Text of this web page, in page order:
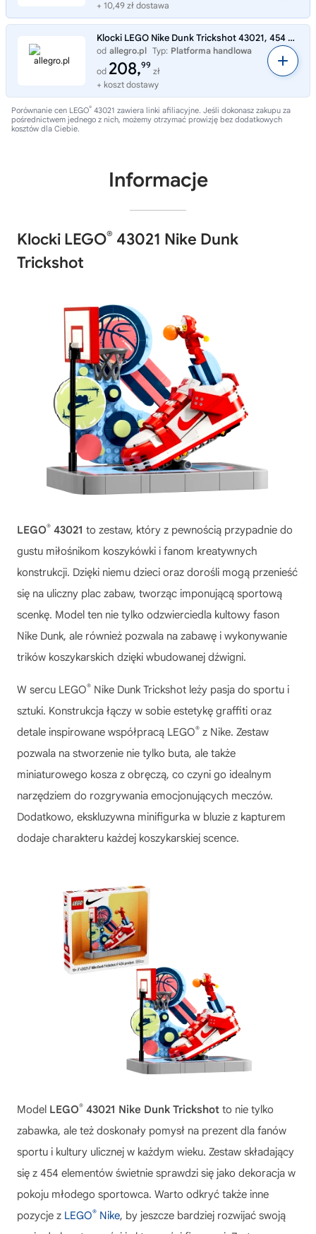
+ 10,49 zł dostawa
Klocki LEGO Nike Dunk Trickshot 43021, 454 elementy, 10+
od allegro.pl Typ: Platforma handlowa
od 208,99
zł
+ koszt dostawy
Porównanie cen LEGO® 43021 zawiera linki afiliacyjne. Jeśli dokonasz zakupu za
pośrednictwem jednego z nich, możemy otrzymać prowizję bez dodatkowych
kosztów dla Ciebie.
Informacje
Klocki LEGO® 43021 Nike Dunk
Trickshot
LEGO® 43021 to zestaw, który z pewnością przypadnie do
gustu miłośnikom koszykówki i fanom kreatywnych
konstrukcji. Dzięki niemu dzieci oraz dorośli mogą przenieść
się na uliczny plac zabaw, tworząc imponującą sportową
scenkę. Model ten nie tylko odzwierciedla kultowy fason
Nike Dunk, ale również pozwala na zabawę i wykonywanie
trików koszykarskich dzięki wbudowanej dźwigni.
W sercu LEGO® Nike Dunk Trickshot leży pasja do sportu i
sztuki. Konstrukcja łączy w sobie estetykę graffiti oraz
detale inspirowane współpracą LEGO® z Nike. Zestaw
pozwala na stworzenie nie tylko buta, ale także
miniaturowego kosza z obręczą, co czyni go idealnym
narzędziem do rozgrywania emocjonujących meczów.
Dodatkowo, ekskluzywna minifigurka w bluzie z kapturem
dodaje charakteru każdej koszykarskiej scence.
Model LEGO® 43021 Nike Dunk Trickshot to nie tylko
zabawka, ale też doskonały pomysł na prezent dla fanów
sportu i kultury ulicznej w każdym wieku. Zestaw składający
się z 454 elementów świetnie sprawdzi się jako dekoracja w
pokoju młodego sportowca. Warto odkryć także inne
pozycje z LEGO® Nike, by jeszcze bardziej rozwijać swoją